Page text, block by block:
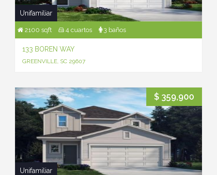
Unifamiliar
2100 sqft 4 cuartos 3 baños
133 BOREN WAY
GREENVILLE, SC 29607
$ 359,900
Unifamiliar